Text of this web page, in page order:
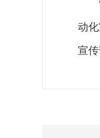
动
宣